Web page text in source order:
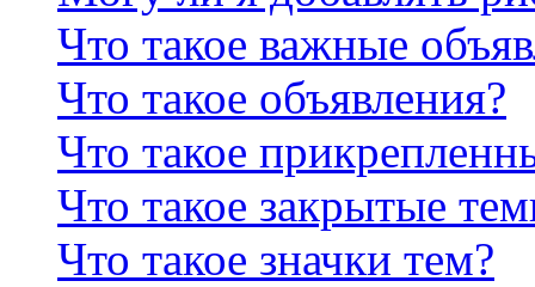
Что такое важные
Что такое объявления?
Что такое
Что такое закрытые
Что такое значки тем?